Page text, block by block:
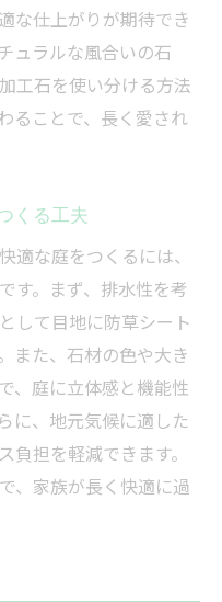
な仕上がりが期待でき
ュラルな風合いの石
工石を使い分ける方法
ることで、長く愛され
くる工夫
適な庭をつくるには、
す。まず、排水性を考
して目地に防草シート
また、石材の色や大き
、庭に立体感と機能性
に、地元気候に適した
担を軽減できます。
、家族が長く快適に過